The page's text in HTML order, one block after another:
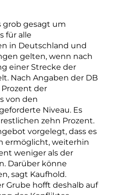
grob gesagt um
für alle
in Deutschland und
gelten, wenn nach
einer Strecke der
Nach Angaben der DB
der
von den
Niveau. Es
zehn Prozent.
vorgelegt, dass es
ermöglicht, weiterhin
weniger als der
Darüber könne
sagt Kaufhold.
Grube hofft deshalb auf